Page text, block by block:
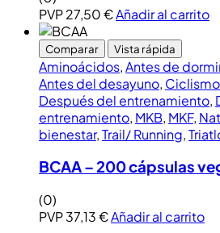
PVP27,50€Añadir al carrito
Comparar Vista rápida
Aminoácidos,Antes de
Antes del desayuno, Ciclismo
Después del entrenamiento,
entrenamiento, MKB, MKF,
bienestar,Trail/ Running,
BCAA – 200 cápsulas
(0)
PVP37,13€Añadir al carrito